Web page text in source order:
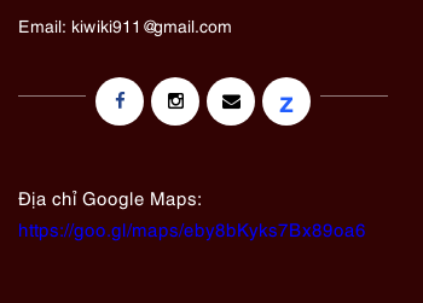
Email: kiwiki911@gmail.com
z
Địa chỉ Google Maps:
https://goo.gl/maps/eby8bKyks7Bx89oa6